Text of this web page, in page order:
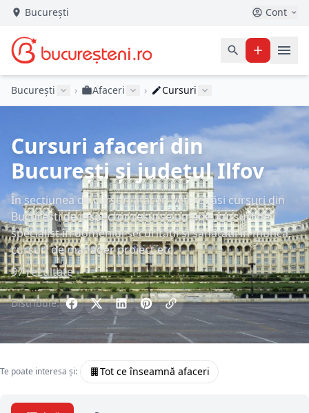
București Cont
București › Afaceri › Cursuri
Cursuri afaceri din
București și județul Ilfov
În secțiunea de cursuri afaceri veți regăsi cursuri din
București de inspector resurse umane, cursuri de
specialist în domeniul securității și sănătății în muncă,
cursuri de manager proiect etc.
97 rezultate
Distribuie:
Te poate interesa și: Tot ce înseamnă afaceri